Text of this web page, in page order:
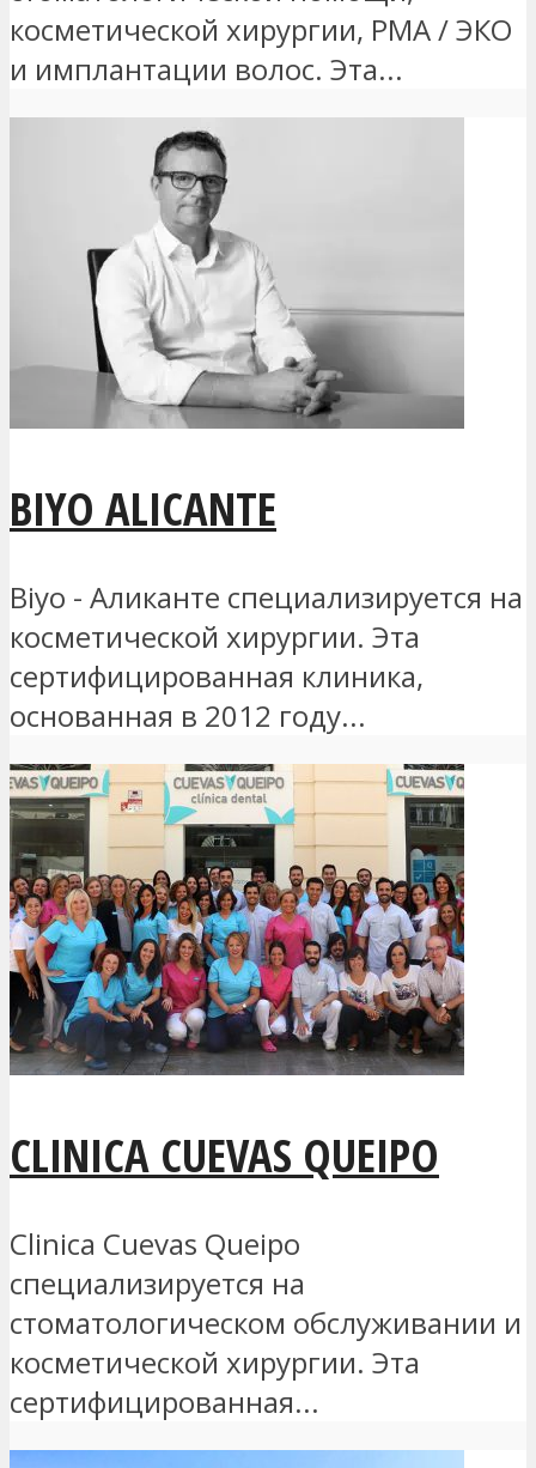
косметической хирургии, РМА / ЭКО
и имплантации волос. Эта...
BIYO ALICANTE
Biyo - Аликанте специализируется на
косметической хирургии. Эта
сертифицированная клиника,
основанная в 2012 году...
CLINICA CUEVAS QUEIPO
Clinica Cuevas Queipo
специализируется на
стоматологическом обслуживании и
косметической хирургии. Эта
сертифицированная...